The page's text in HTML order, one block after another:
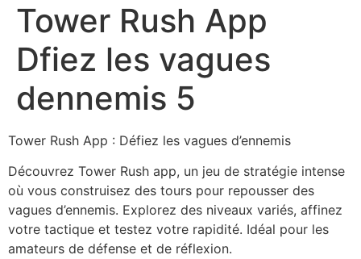
Tower Rush App
Dfiez les vagues
dennemis 5
Tower Rush App : Défiez les vagues d’ennemis
Découvrez Tower Rush app, un jeu de stratégie intense
où vous construisez des tours pour repousser des
vagues d’ennemis. Explorez des niveaux variés, affinez
votre tactique et testez votre rapidité. Idéal pour les
amateurs de défense et de réflexion.